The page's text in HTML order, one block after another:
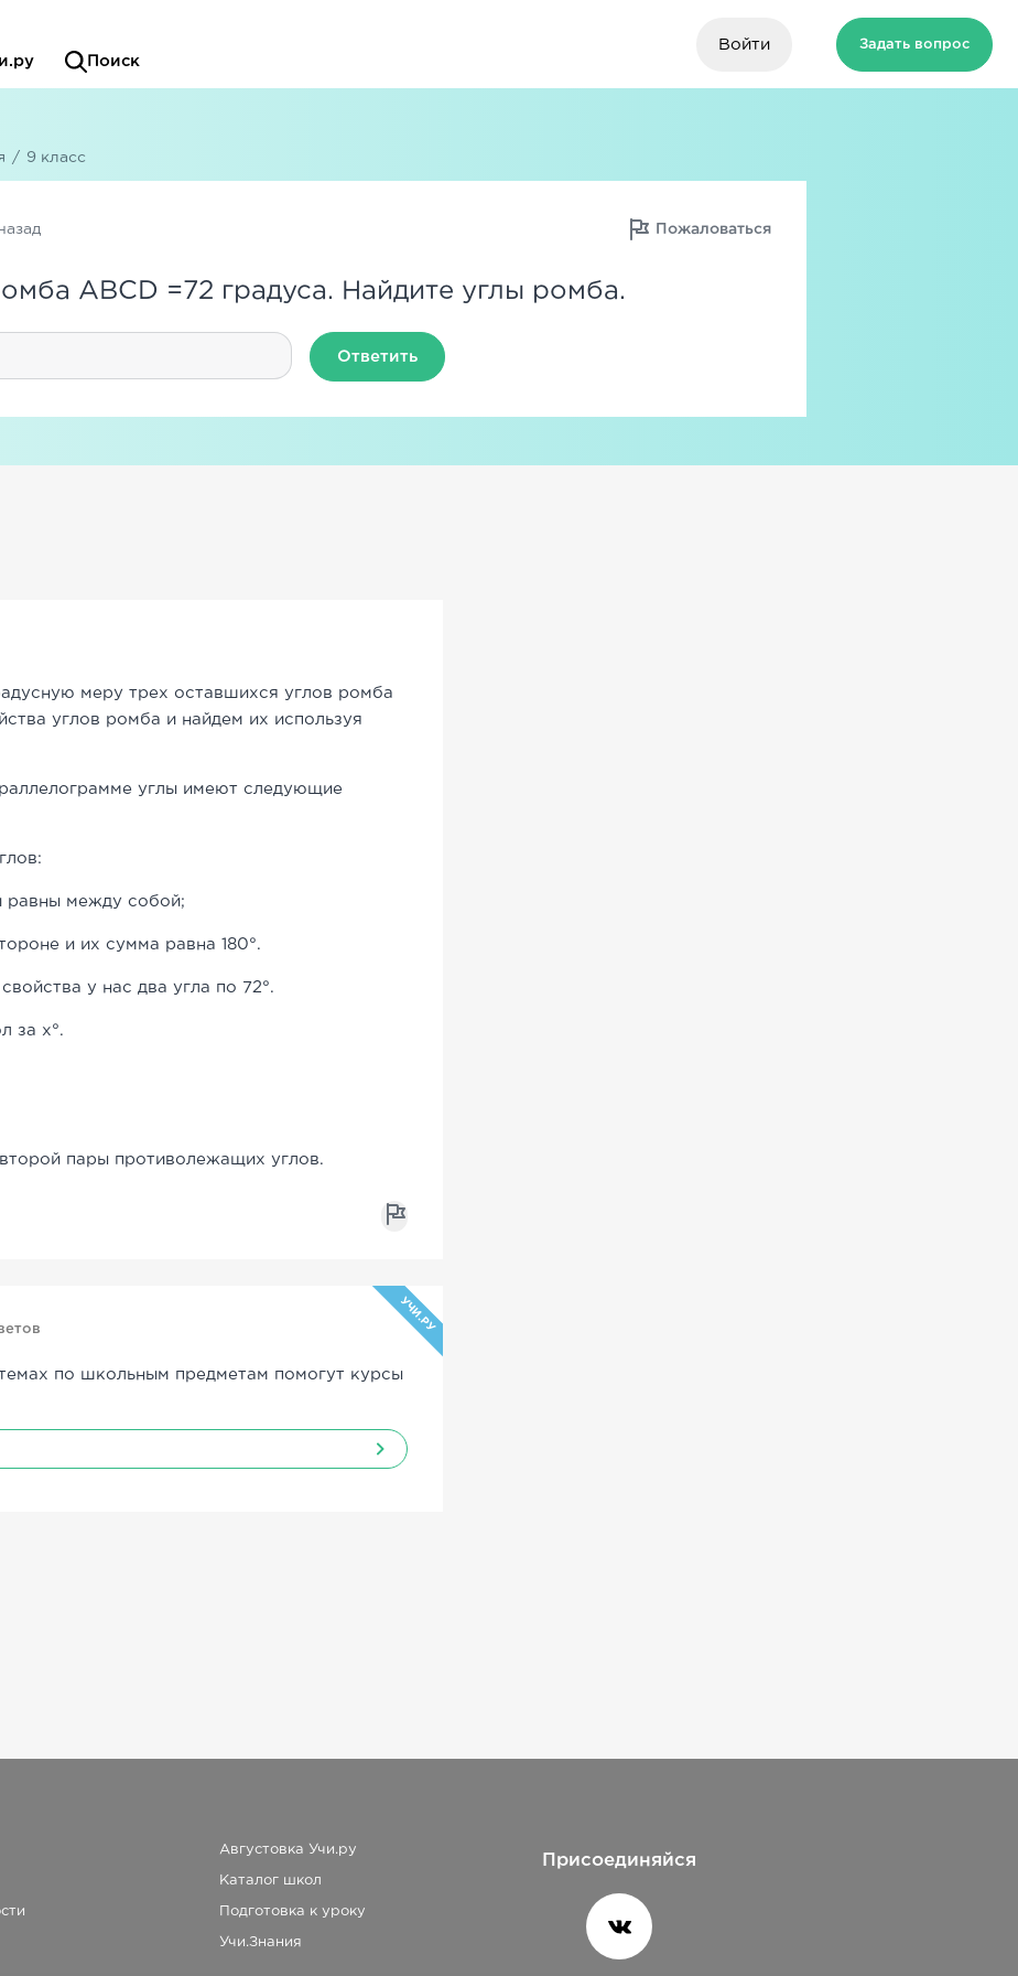
Поиск
Войти Задать вопрос
/ 9 класс
Пожаловаться
ABCD =72 градуса. Найдите углы ромба.
Ответить
меру трех оставшихся углов ромба
углов ромба и найдем их используя
углы имеют следующие
равны между собой;
и их сумма равна 180°.
у нас два угла по 72°.
за x°.
пары противолежащих углов.
УЧИ.РУ
по школьным предметам помогут курсы
Августовка Учи.ру
Каталог школ
Подготовка к уроку
Учи.Знания
Присоединяйся